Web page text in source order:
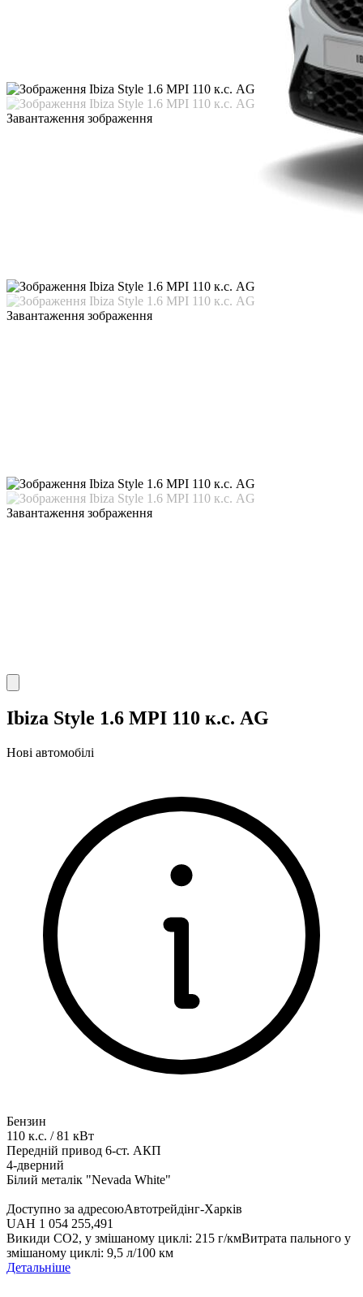
Завантаження зображення
Завантаження зображення
Завантаження зображення
Ibiza Style 1.6 MPI 110 к.с. AG
Нові автомобілі
Бензин
110 к.с. / 81 кВт
Передній привод 6-ст. АКП
4-дверний
Білий металік "Nevada White"
Доступно за адресоюАвтотрейдінг-Харків
UAH 1 054 255,491
Викиди СО2, у змішаному циклі: 215 г/кмВитрата пального у
змішаному циклі: 9,5 л/100 км
Детальніше